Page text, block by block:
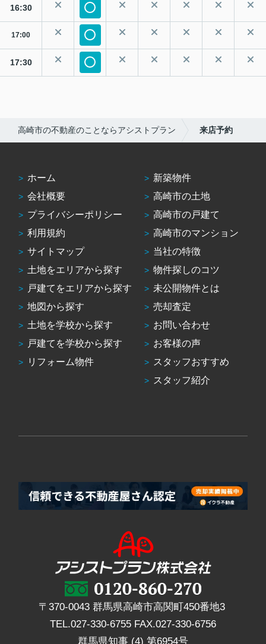
16:30
17:00
17:30
高崎市の不動産のことならアシストプラン 来店予約
ホーム
会社概要
プライバシーポリシー
利用規約
サイトマップ
土地をエリアから探す
戸建てをエリアから探す
地図から探す
土地を学校から探す
戸建てを学校から探す
リフォーム物件
新築物件
高崎市の土地
高崎市の戸建て
高崎市のマンション
当社の特徴
物件探しのコツ
未公開物件とは
売却査定
お問い合わせ
お客様の声
スタッフおすすめ
スタッフ紹介
〒370-0043 群馬県高崎市高関町450番地3
TEL.027-330-6755 FAX.027-330-6756
群馬県知事 (4) 第6954号